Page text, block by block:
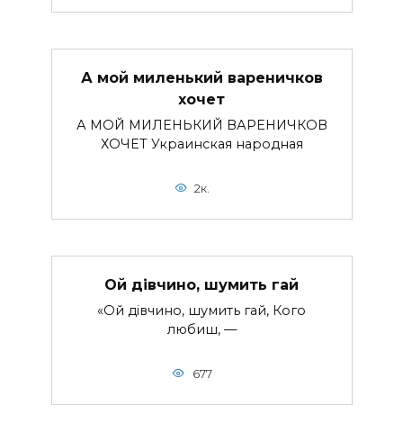
А мой миленький вареничков
хочет
А МОЙ МИЛЕНЬКИЙ ВАРЕНИЧКОВ
ХОЧЕТ Украинская народная
2к.
Ой дiвчино, шумить гай
«Ой дiвчино, шумить гай, Кого
любиш, —
677